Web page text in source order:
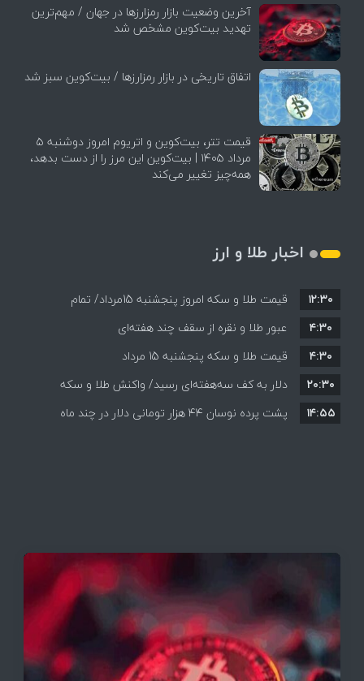
آخرین وضعیت بازار رمزارزها در جهان / مهم‌ترین
تهدید بیت‌کوین مشخص شد
اتفاق تاریخی در بازار رمزارزها / بیت‌کوین سبز شد
قیمت تتر، بیت‌کوین و اتریوم امروز دوشنبه ۵
مرداد ۱۴۰۵ | بیت‌کوین این مرز را از دست بدهد،
همه‌چیز تغییر می‌کند
اخبار طلا و ارز
قیمت طلا و سکه امروز پنجشنبه 15مرداد/ تمام
قیمت ها بر مدار افزایش + جدول
۱۲:۳۰
عبور طلا و نقره از سقف چند هفته‌ای
۴:۳۰
قیمت طلا و سکه پنجشنبه 15 مرداد
۴:۳۰
دلار به کف سه‌هفته‌ای رسید/ واکنش طلا و سکه
به بازگشایی تنگه هرمز
۲۰:۳۰
پشت پرده نوسان ۴۴ هزار تومانی دلار در چند ماه
۱۴:۵۵